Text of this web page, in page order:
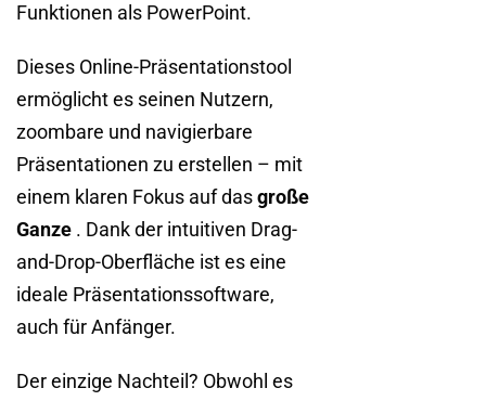
Funktionen als PowerPoint.
Dieses Online-Präsentationstool
ermöglicht es seinen Nutzern,
zoombare und navigierbare
Präsentationen zu erstellen – mit
einem klaren Fokus auf dasgroße
Ganze . Dank der intuitiven Drag-
and-Drop-Oberfläche ist es eine
ideale Präsentationssoftware,
auch für Anfänger.
Der einzige Nachteil? Obwohl es